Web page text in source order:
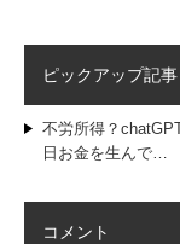
ピックアップ記事
不労所得？
日お金を生んで…
コメント